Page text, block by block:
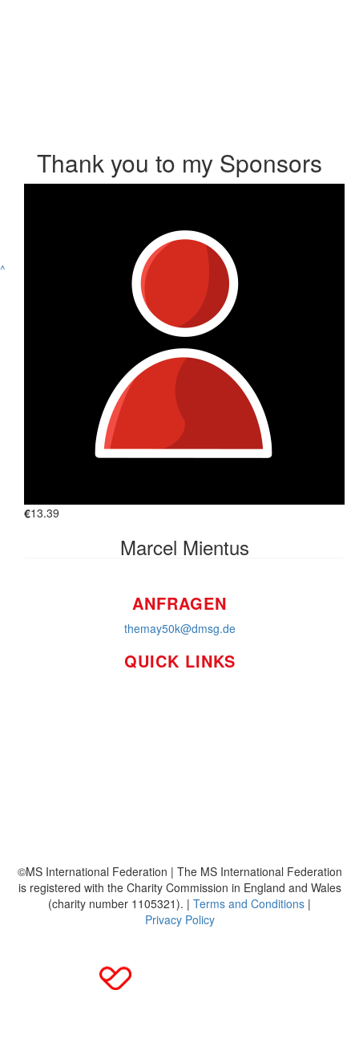
Thank you to my Sponsors
€13.39
Marcel Mientus
^
ANFRAGEN
themay50k@dmsg.de
QUICK LINKS
©MS International Federation | The MS International Federation
is registered with the Charity Commission in England and Wales
(charity number 1105321). | Terms and Conditions |
Privacy Policy